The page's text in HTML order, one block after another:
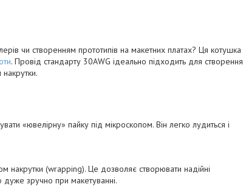
чи створенням прототипів на макетних платах? Ця котушка
. Провід стандарту 30AWG ідеально підходить для створення
«ювелірну» пайку під мікроскопом. Він легко лудиться і
накрутки (wrapping). Це дозволяє створювати надійні
дуже зручно при макетуванні.